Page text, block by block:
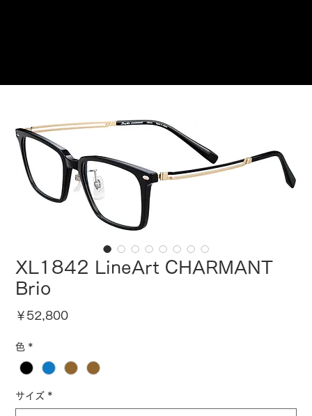
XL1842 LineArt CHARMANT
Brio
￥52,800価
色 *
サイズ *